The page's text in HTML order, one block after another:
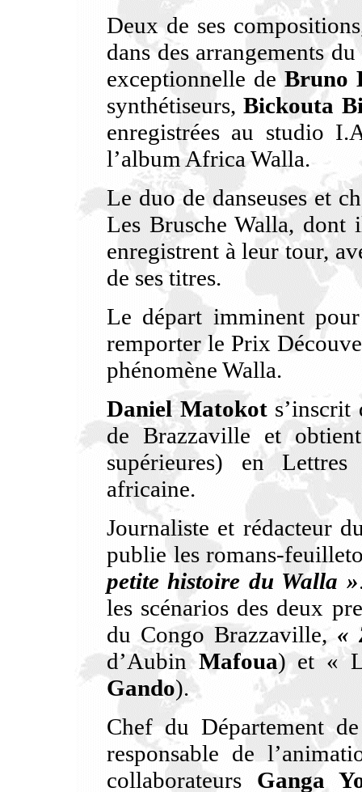
Deux de ses
dans des arrangements
exceptionnelle deBruno
synthétiseurs,Bickouta
enregistrées au studio
l’album Africa Walla.
Le duo de danseuses et
Les Brusche Walla,
enregistrent à leur tour,
de ses titres.
Le départ imminent
remporter le Prix
phénomène Walla.
Daniel Matokots’inscrit
de Brazzaville et
supérieures) en
africaine.
Journaliste et rédacteur
publie les romans-
petite histoire du Walla »
les scénarios des deux
du Congo Brazzaville,«
d’AubinMafoua) et «
Gando).
Chef du Département
responsable de
collaborateurs Ganga